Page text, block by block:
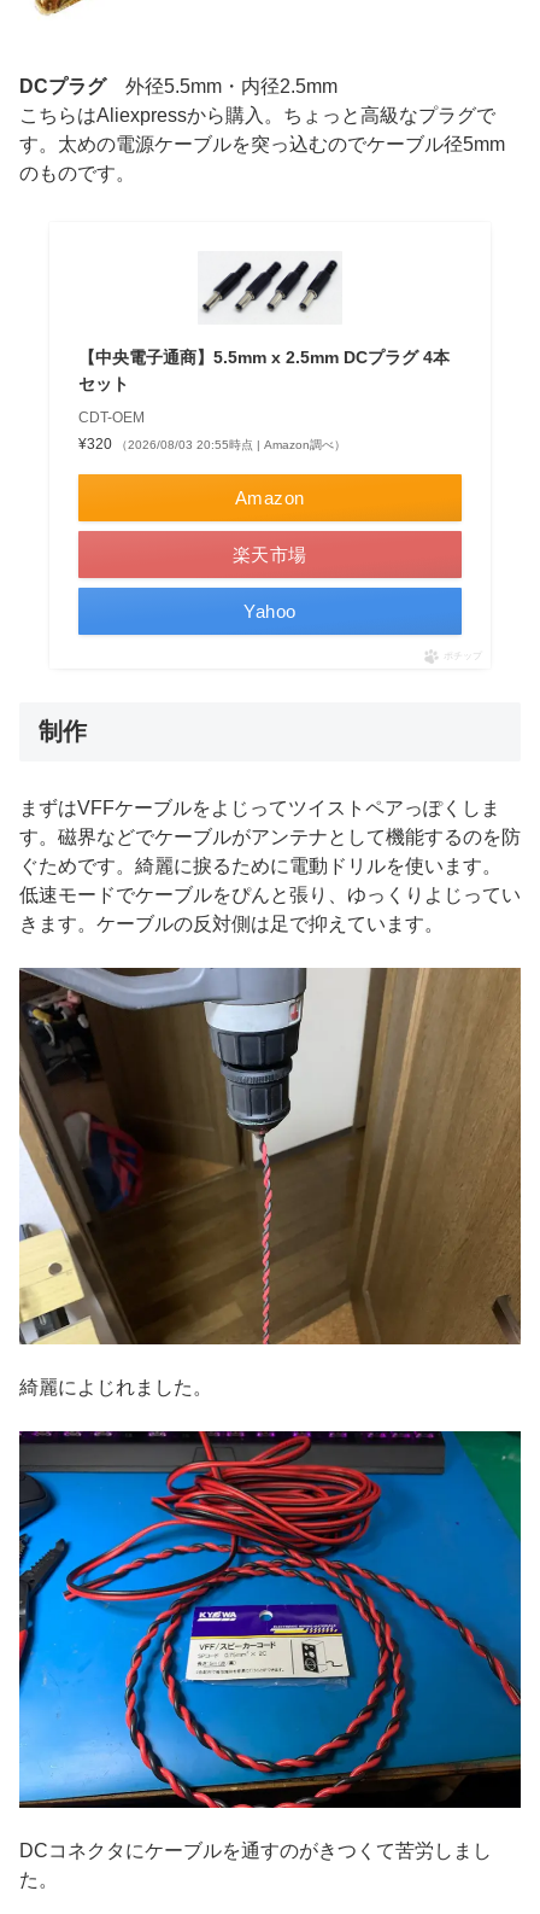
DCプラグ外径5.5mm・内径2.5mm
こちらはAliexpressから購入。ちょっと高級なプラグで
す。太めの電源ケーブルを突っ込むのでケーブル径5mm
のものです。
【中央電子通商】5.5mm x 2.5mm DCプラグ 4本
セット
CDT-OEM
¥320
（2026/08/03 20:55時点 | Amazon調べ）
Amazon
楽天市場
Yahoo
ポチップ
制作
まずはVFFケーブルをよじってツイストペアっぽくしま
す。磁界などでケーブルがアンテナとして機能するのを防
ぐためです。綺麗に捩るために電動ドリルを使います。
低速モードでケーブルをぴんと張り、ゆっくりよじってい
きます。ケーブルの反対側は足で抑えています。
綺麗によじれました。
DCコネクタにケーブルを通すのがきつくて苦労しまし
た。